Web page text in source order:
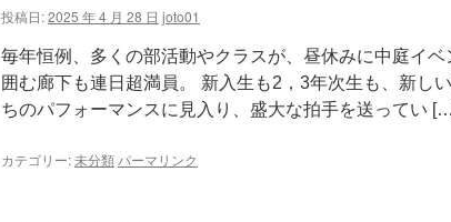
投稿日:2025 年 4 月 28 日 joto01
毎年恒例、多くの部活動やクラスが、昼休みに中庭イ
囲む廊下も連日超満員。 新入生も2，3年次生も、新し
ちのパフォーマンスに見入り、盛大な拍手を送ってい
カテゴリー:未分類 パーマリンク